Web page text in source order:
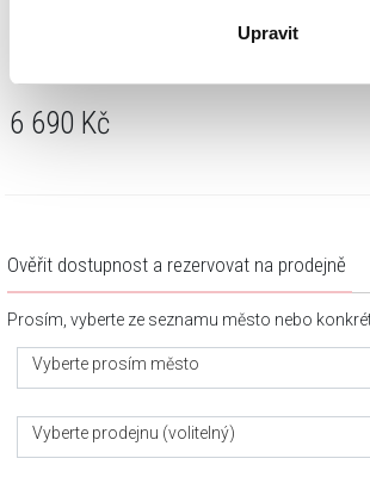
Upravit
6 690 Kč
Ověřit dostupnost a rezervovat na prodejně
Prosím, vyberte ze seznamu město nebo
Vyberte prosím město
Vyberte prodejnu (volitelný)